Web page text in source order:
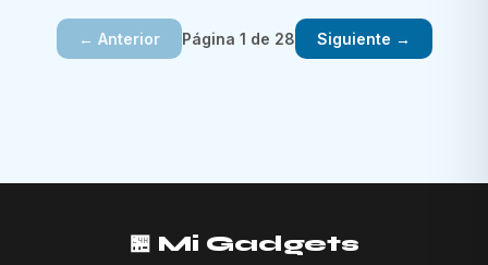
← Anterior Página 1 de 28 Siguiente →
🏪 Mi Gadgets